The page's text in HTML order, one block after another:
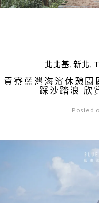
北北基,新北,
貢寮藍灣海濱休憩
踩沙踏浪 欣
Posted